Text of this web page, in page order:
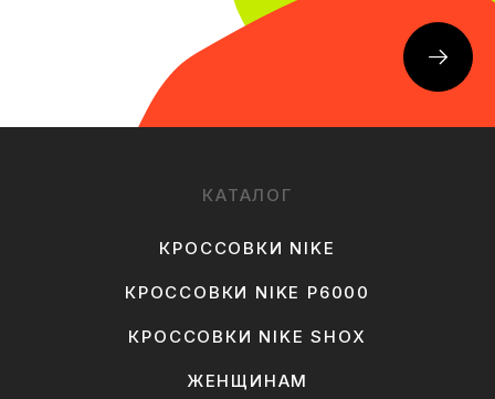
КАТАЛОГ
КРОССОВКИ NIKE
КРОССОВКИ NIKE P6000
КРОССОВКИ NIKE SHOX
ЖЕНЩИНАМ